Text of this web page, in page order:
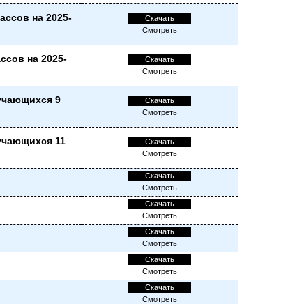
на 2025-
Скачать
Смотреть
на 2025-
Скачать
Смотреть
9
Скачать
Смотреть
11
Скачать
Смотреть
Скачать
Смотреть
Скачать
Смотреть
Скачать
Смотреть
Скачать
Смотреть
Скачать
Смотреть